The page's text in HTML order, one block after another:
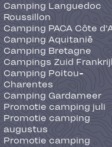
Camping Languedoc
Roussillon
Camping PACA Côte
Camping Aquitanië
Camping Bretagne
Campings Zuid
Camping Poitou-
Charentes
Camping Gardameer
Promotie camping juli
Promotie camping
augustus
Promotie camping